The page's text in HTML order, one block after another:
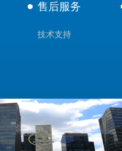
售后服务
技术支持